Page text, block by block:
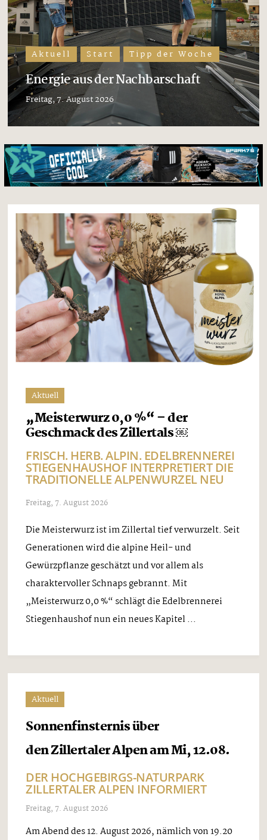
Aktuell Start Tipp der Woche
Energie aus der Nachbarschaft
Freitag, 7. August 2026
Aktuell
„Meisterwurz 0,0 %“ – der
Geschmack des Zillertals ￼
FRISCH. HERB. ALPIN. EDELBRENNEREI
STIEGENHAUSHOF INTERPRETIERT DIE
TRADITIONELLE ALPENWURZEL NEU
Freitag, 7. August 2026
Die Meisterwurz ist im Zillertal tief verwurzelt. Seit
Generationen wird die alpine Heil- und
Gewürzpflanze geschätzt und vor allem als
charaktervoller Schnaps gebrannt. Mit
„Meisterwurz 0,0 %“ schlägt die Edelbrennerei
Stiegenhaushof nun ein neues Kapitel ...
Aktuell
Sonnenfinsternis über
den Zillertaler Alpen am Mi, 12.08.
DER HOCHGEBIRGS-NATURPARK
ZILLERTALER ALPEN INFORMIERT
Freitag, 7. August 2026
Am Abend des 12. August 2026, nämlich von 19.20